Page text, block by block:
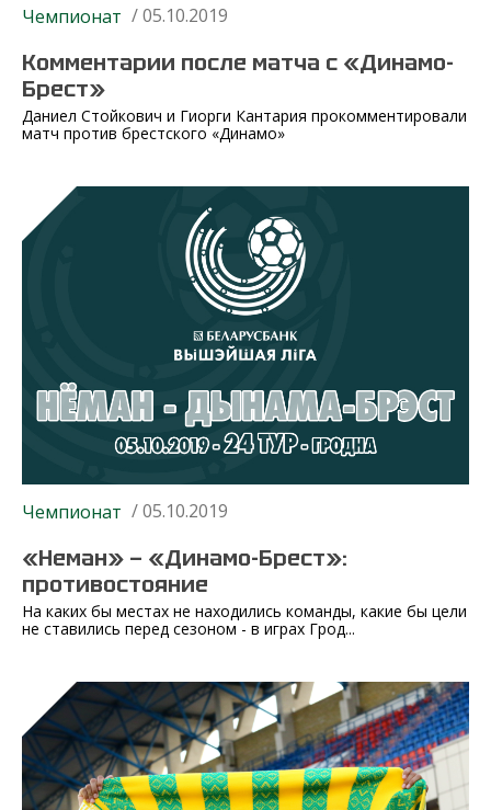
Чемпионат / 05.10.2019
Комментарии после матча с «Динамо-
Брест»
Даниел Стойкович и Гиорги Кантария прокомментировали
матч против брестского «Динамо»
Чемпионат / 05.10.2019
«Неман» — «Динамо-Брест»:
противостояние
На каких бы местах не находились команды, какие бы цели
не ставились перед сезоном - в играх Грод...